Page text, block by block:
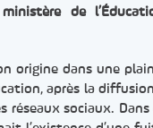
de
origine dans une
après la
réseaux sociaux.